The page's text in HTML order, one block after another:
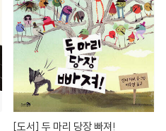
[도서] 두 마리 당장 빠져!